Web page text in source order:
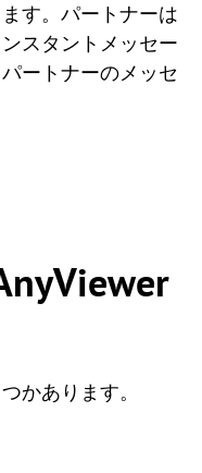
す。パートナーは
スタントメッセー
ートナーのメッセ
かあります。